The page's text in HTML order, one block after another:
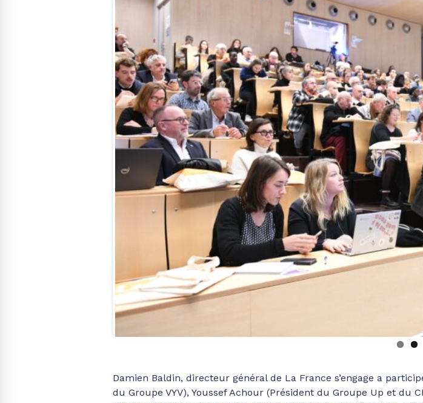
Damien Baldin, directeur général de La France s’engage a
du Groupe VYV), Youssef Achour (Président du Groupe Up et du